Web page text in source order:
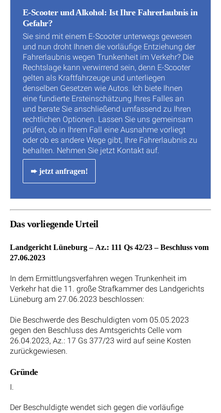
E-Scooter und Alkohol: Ist Ihre Fahrerlaubnis in
Gefahr?
Sie sind mit einem E-Scooter unterwegs gewesen
und nun droht Ihnen die vorläufige Entziehung der
Fahrerlaubnis wegen Trunkenheit im Verkehr? Die
Rechtslage kann verwirrend sein, denn E-Scooter
gelten als Kraftfahrzeuge und unterliegen
denselben Gesetzen wie Autos. Ich biete Ihnen
eine fundierte Ersteinschätzung Ihres Falles an
und berate Sie anschließend umfassend zu Ihren
rechtlichen Optionen. Lassen Sie uns gemeinsam
prüfen, ob in Ihrem Fall eine Ausnahme vorliegt
oder ob es andere Wege gibt, Ihre Fahrerlaubnis zu
behalten. Nehmen Sie jetzt Kontakt auf.
➨ jetzt anfragen!
Das vorliegende Urteil
Landgericht Lüneburg – Az.: 111 Qs 42/23 – Beschluss vom
27.06.2023
In dem Ermittlungsverfahren wegen Trunkenheit im
Verkehr hat die 11. große Strafkammer des Landgerichts
Lüneburg am 27.06.2023 beschlossen:
Die Beschwerde des Beschuldigten vom 05.05.2023
gegen den Beschluss des Amtsgerichts Celle vom
26.04.2023, Az.: 17 Gs 377/23 wird auf seine Kosten
zurückgewiesen.
Gründe
I.
Der Beschuldigte wendet sich gegen die vorläufige